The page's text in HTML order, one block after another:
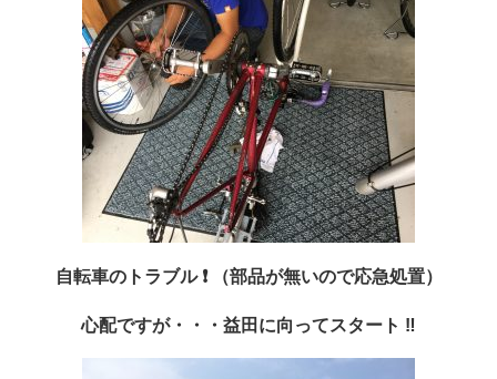
自転車のトラブル ❗️ （部品が無いので応急処置）
心配ですが・・・益田に向ってスタート ‼︎